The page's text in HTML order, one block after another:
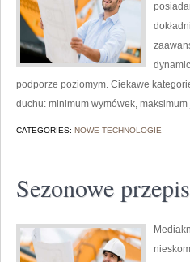
podporze poziomym. Ciekawe
duchu: minimum wymówek,
CATEGORIES: NOWE TECHNOLOGIE
Sezonowe